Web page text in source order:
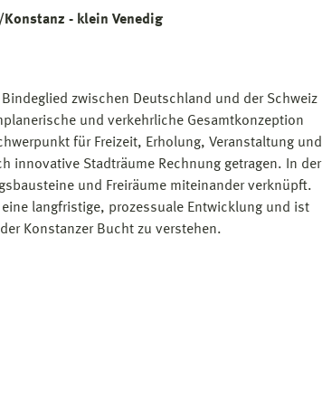
- klein Venedig
zwischen Deutschland und der Schweiz
und verkehrliche Gesamtkonzeption
für Freizeit, Erholung, Veranstaltung und
innovative Stadträume Rechnung getragen. In der
und Freiräume miteinander verknüpft.
langfristige, prozessuale Entwicklung und ist
Konstanzer Bucht zu verstehen.